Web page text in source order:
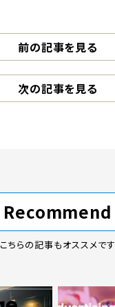
前の記事を見る
次の記事を見る
Recommend
こちらの記事もオススメです